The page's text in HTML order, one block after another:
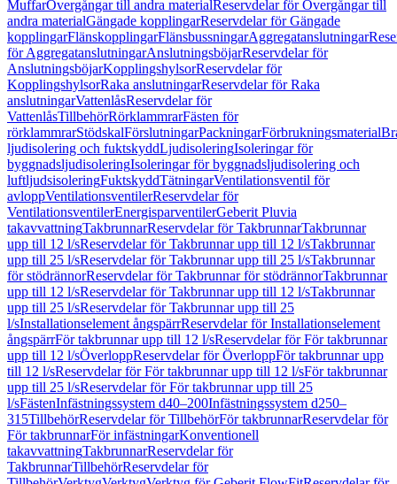
MuffarÖvergångar till andra materialReservdelar för Övergångar till
andra materialGängade kopplingarReservdelar för Gängade
kopplingarFlänskopplingarFlänsbussningarAggregatanslutningar
för AggregatanslutningarAnslutningsböjarReservdelar för
AnslutningsböjarKopplingshylsorReservdelar för
KopplingshylsorRaka anslutningarReservdelar för Raka
anslutningarVattenlåsReservdelar för
VattenlåsTillbehörRörklammrarFästen för
rörklammrarStödskalFörslutningarPackningarFörbrukningsmaterial
ljudisolering och fuktskyddLjudisoleringIsoleringar för
byggnadsljudisoleringIsoleringar för byggnadsljudisolering och
luftljudsisoleringFuktskyddTätningarVentilationsventil för
avloppVentilationsventilerReservdelar för
VentilationsventilerEnergisparventilerGeberit Pluvia
takavvattningTakbrunnarReservdelar för TakbrunnarTakbrunnar
upp till 12 l/sReservdelar för Takbrunnar upp till 12 l/sTakbrunnar
upp till 25 l/sReservdelar för Takbrunnar upp till 25 l/sTakbrunnar
för stödrännorReservdelar för Takbrunnar för stödrännorTakbrunnar
upp till 12 l/sReservdelar för Takbrunnar upp till 12 l/sTakbrunnar
upp till 25 l/sReservdelar för Takbrunnar upp till 25
l/sInstallationselement ångspärrReservdelar för Installationselement
ångspärrFör takbrunnar upp till 12 l/sReservdelar för För takbrunnar
upp till 12 l/sÖverloppReservdelar för ÖverloppFör takbrunnar upp
till 12 l/sReservdelar för För takbrunnar upp till 12 l/sFör takbrunnar
upp till 25 l/sReservdelar för För takbrunnar upp till 25
l/sFästenInfästningssystem d40–200Infästningssystem d250–
315TillbehörReservdelar för TillbehörFör takbrunnarReservdelar för
För takbrunnarFör infästningarKonventionell
takavvattningTakbrunnarReservdelar för
TakbrunnarTillbehörReservdelar för